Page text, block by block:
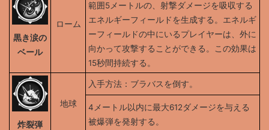
黒き涙の
ベール
ローム
範囲5メートルの、射撃ダメージを吸収する
エネルギーフィールドを生成する。エネルギ
ーフィールドの中にいるプレイヤーは、外に
向かって攻撃することができる。この効果は
15秒間持続する。
炸裂弾
地球
入手方法：ブラバスを倒す。
4メートル以内に最大612ダメージを与える
被爆弾を発射する。